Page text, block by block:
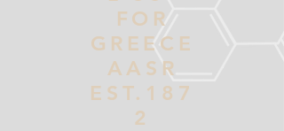
FOR
GREECE
AASR
EST.187
2